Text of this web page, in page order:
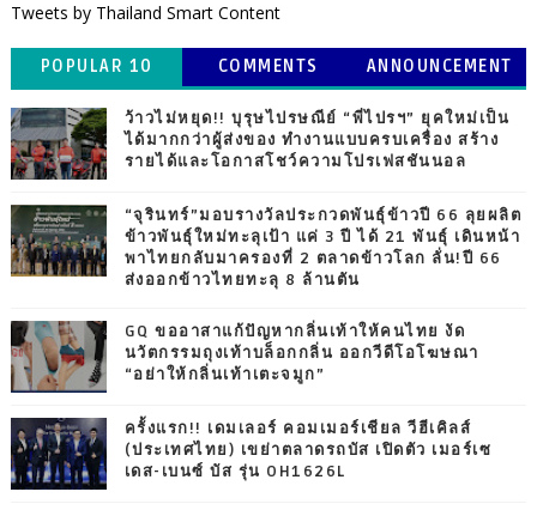
Tweets by Thailand Smart Content
POPULAR 10 COMMENTS ANNOUNCEMENT
ว้าวไม่หยุด!! บุรุษไปรษณีย์ “พี่ไปรฯ” ยุคใหม่เป็น
ได้มากกว่าผู้ส่งของ ทำงานแบบครบเครื่อง สร้าง
รายได้และโอกาสโชว์ความโปรเฟสชันนอล
“จุรินทร์”มอบรางวัลประกวดพันธุ์ข้าวปี 66 ลุยผลิต
ข้าวพันธุ์ใหม่ทะลุเป้า แค่ 3 ปี ได้ 21 พันธุ์ เดินหน้า
พาไทยกลับมาครองที่ 2 ตลาดข้าวโลก ลั่น!ปี 66
ส่งออกข้าวไทยทะลุ 8 ล้านตัน
GQ ขออาสาแก้ปัญหากลิ่นเท้าให้คนไทย งัด
นวัตกรรมถุงเท้าบล็อกกลิ่น ออกวีดีโอโฆษณา
“อย่าให้กลิ่นเท้าเตะจมูก”
ครั้งแรก!! เดมเลอร์ คอมเมอร์เชียล วีฮีเคิลส์
(ประเทศไทย) เขย่าตลาดรถบัส เปิดตัว เมอร์เซ
เดส-เบนซ์ บัส รุ่น OH1626L